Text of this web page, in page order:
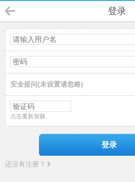
登录
安全提问(未设置请忽略)
点击重新加载
登录
还没有注册？